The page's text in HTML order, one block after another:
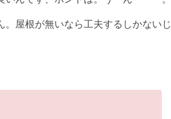
屋根が無いなら工夫するしかないじ